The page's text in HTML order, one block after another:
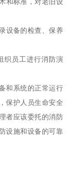
和标准，对老旧设
设备的检查、保养
织员工进行消防演
和系统的正常运行
保护人员生命安全
者应该委托的消防
设施和设备的可靠